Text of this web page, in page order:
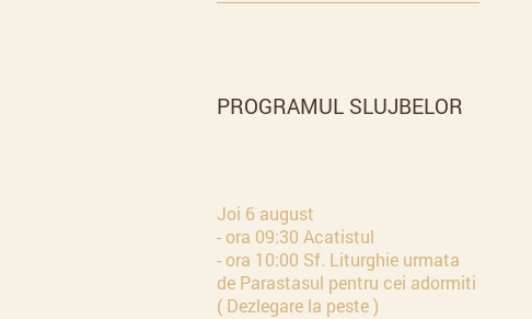
PROGRAMUL SLUJBELOR
Joi 6 august
- ora 09:30 Acatistul
- ora 10:00 Sf. Liturghie urmata
de Parastasul pentru cei adormiti
( Dezlegare la peste )